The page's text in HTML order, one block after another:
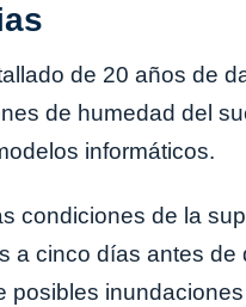
de 20 años de
de humedad del
informáticos.
condiciones de la
a cinco días antes de
posibles